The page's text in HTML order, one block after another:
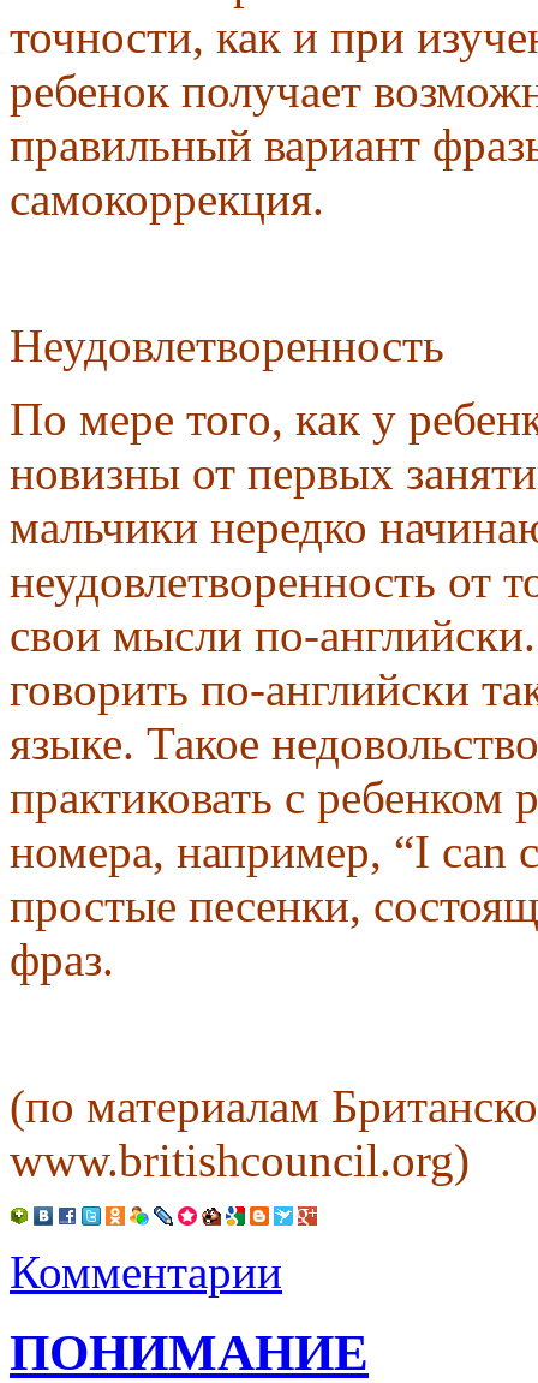
точности, как и при
ребенок получает
правильный вариант
самокоррекция.
Неудовлетворенность
По мере того, как у
новизны от первых
мальчики нередко
неудовлетворенность от
свои мысли по-
говорить по-английски
языке. Такое
практиковать с
номера, например, “I can
простые песенки,
фраз.
(по материалам
www.britishcouncil.org)
Комментарии
ПОНИМАНИЕ